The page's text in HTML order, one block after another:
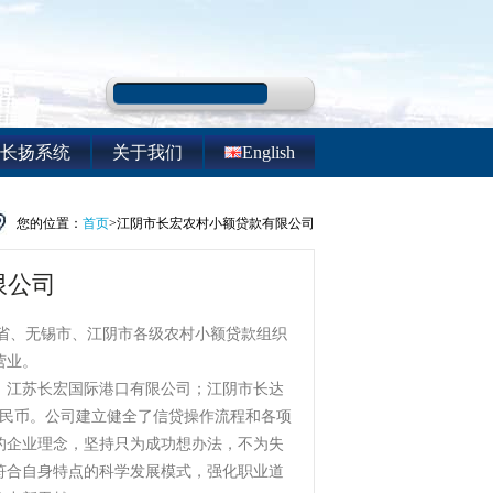
长扬系统 关于我们 English
您的位置： 首页>江阴市长宏农村小额贷款有限公司
司
无锡市、江阴市各级农村小额贷款组织
。
苏长宏国际港口有限公司；江阴市长达
币。公司建立健全了信贷操作流程和各项
业理念，坚持只为成功想办法，不为失
自身特点的科学发展模式，强化职业道